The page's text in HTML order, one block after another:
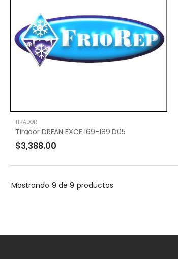
TIRADOR
Tirador DREAN EXCE 169-189 D05
$3,388.00
Mostrando 9 de 9 productos